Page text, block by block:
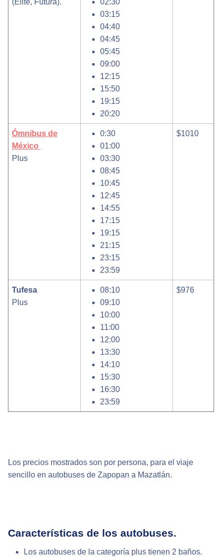
03:15
04:40
04:45
05:45
09:00
12:15
15:50
19:15
20:20
Ómnibus de
México
Plus
0:30
01:00
03:30
08:45
10:45
12:45
14:55
17:15
19:15
21:15
23:15
23:59
$1010
Tufesa
Plus
08:10
09:10
10:00
11:00
12:00
13:30
14:10
15:30
16:30
23:59
$976
Los precios mostrados son por persona, para el viaje
sencillo en autobuses de Zapopan a Mazatlán.
Características de los autobuses.
Los autobuses de la categoría plus tienen 2 baños.